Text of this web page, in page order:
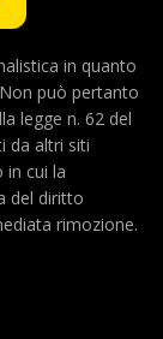
in quanto
può pertanto
legge n. 62 del
da altri siti
in cui la
del diritto
rimozione.